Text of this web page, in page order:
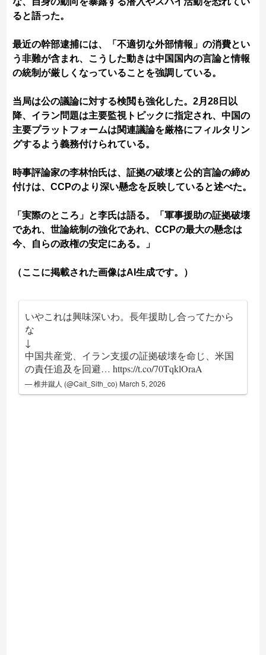
ると語った。
最近の幹部逮捕には、「不適切な外部情報」の消費とい
う非難が含まれ、こうした動きは中国国内の言論と情報
の統制が厳しくなっていることを強調している。
当局は公の議論に対する検閲も強化した。2月28日以
降、イラン問題は主要監視トピックに指定され、中国の
主要プラットフォームは関連議論を厳格にフィルタリン
グするよう義務付けられている。
時事評論家の李林怡氏は、証拠の破壊と公的言論の締め
付けは、CCPのより深い懸念を反映していると述べた。
「実際のところ」と李氏は語る。「軍事援助の証拠破壊
であれ、世論統制の強化であれ、CCPの最大の懸念は
今、自らの政権の安定にある。」
（ここに掲載された画像はAI生成です。）
いやこれは興味深いわ。長年援助し合ってたから
な
↓
中国共産党、イラン支援の証拠破壊を命じ、米国
の責任追及を回避…https://t.co/70TqklOraA
— 椎井蹴人 (@Cait_Sith_co) March 5, 2026